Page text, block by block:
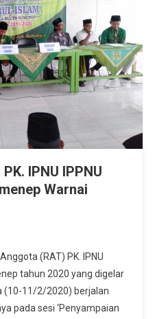
IPNU IPPNU
Warnai
(RAT) PK. IPNU
tahun 2020 yang digelar
(10-11/2/2020) berjalan
pada sesi ‘Penyampaian